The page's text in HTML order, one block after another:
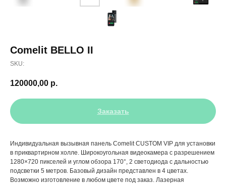
Comelit BELLO II
SKU:
120000,00 р.
Заказать
Индивидуальная вызывная панель Comelit CUSTOM VIP для установки
в приквартирном холле. Широкоугольная видеокамера с разрешением
1280×720 пикселей и углом обзора 170°, 2 светодиода с дальностью
подсветки 5 метров. Базовый дизайн представлен в 4 цветах.
Возможно изготовление в любом цвете под заказ. Лазерная